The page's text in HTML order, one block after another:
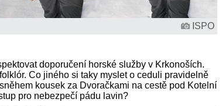
ISPO
doporučení horské služby v Krkonoších.
Co jiného si taky myslet o ceduli pravidelně
kousek za Dvoračkami na cestě pod Kotelní
pro nebezpečí pádu lavin?